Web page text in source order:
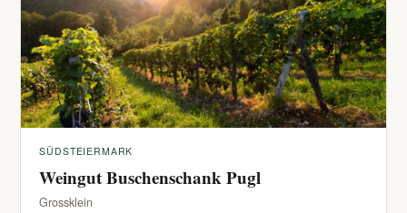
SÜDSTEIERMARK
Weingut Buschenschank Pugl
Grossklein